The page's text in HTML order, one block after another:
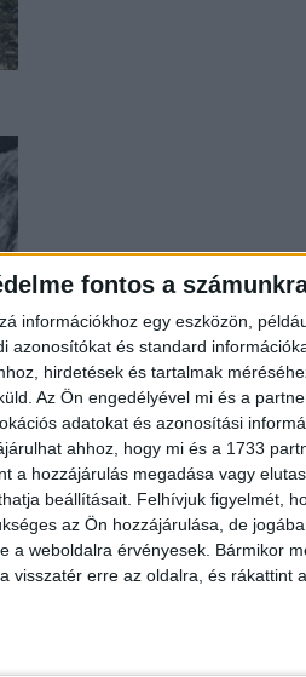
fontos a
információkhoz egy eszközön,
azonosítókat és standard
hirdetések és tartalmak
Az Ön engedélyével mi és a
adatokat és azonosítási
ahhoz, hogy mi és a 1733
a hozzájárulás megadása vagy
beállításait. Felhívjuk figyelmét,
az Ön hozzájárulása, de
a weboldalra érvényesek. Bármikor
visszatér erre az oldalra, és rákattint